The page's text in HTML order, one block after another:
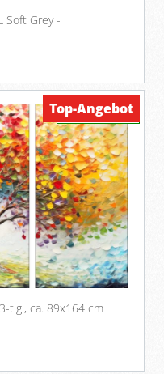
Soft Grey -
tlg., ca. 89x164 cm
Verfügbar
Top-Angebot